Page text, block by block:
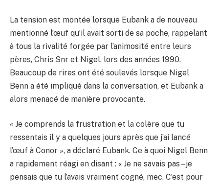
La tension est montée lorsque Eubank a de nouveau
mentionné l’œuf qu’il avait sorti de sa poche, rappelant
à tous la rivalité forgée par l’animosité entre leurs
pères, Chris Snr et Nigel, lors des années 1990.
Beaucoup de rires ont été soulevés lorsque Nigel
Benn a été impliqué dans la conversation, et Eubank a
alors menacé de manière provocante.
« Je comprends la frustration et la colère que tu
ressentais il y a quelques jours après que j’ai lancé
l’œuf à Conor », a déclaré Eubank. Ce à quoi Nigel Benn
a rapidement réagi en disant : « Je ne savais pas – je
pensais que tu l’avais vraiment cogné, mec. C’est pour